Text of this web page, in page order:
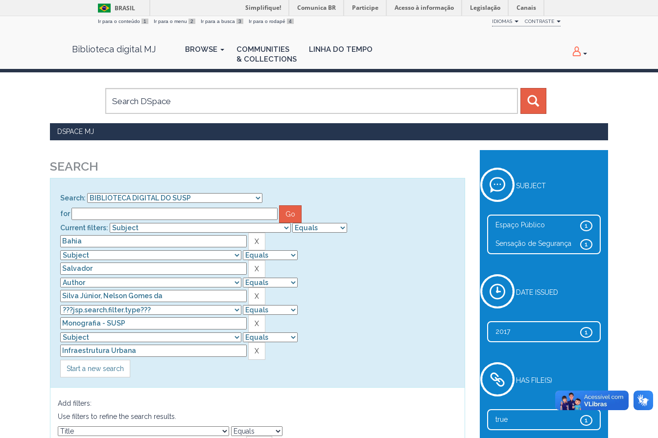
BRASIL Simplifique! Comunica BR Participe Acesso à informação Legislação Canais
Ir para o conteúdo 1 Ir para o menu 2 Ir para a busca 3 Ir para o rodapé 4 IDIOMAS CONTRASTE
Biblioteca digital MJ BROWSE
COMMUNITIES
& COLLECTIONS
LINHA DO TEMPO
DSPACE MJ
SEARCH
Search:
for
Current filters:
Start a new search
Add filters:
Use filters to refine the search results.
SUBJECT
1
Espaço Público
1
Sensação de Segurança
DATE ISSUED
1
2017
HAS FILE(S)
1
true